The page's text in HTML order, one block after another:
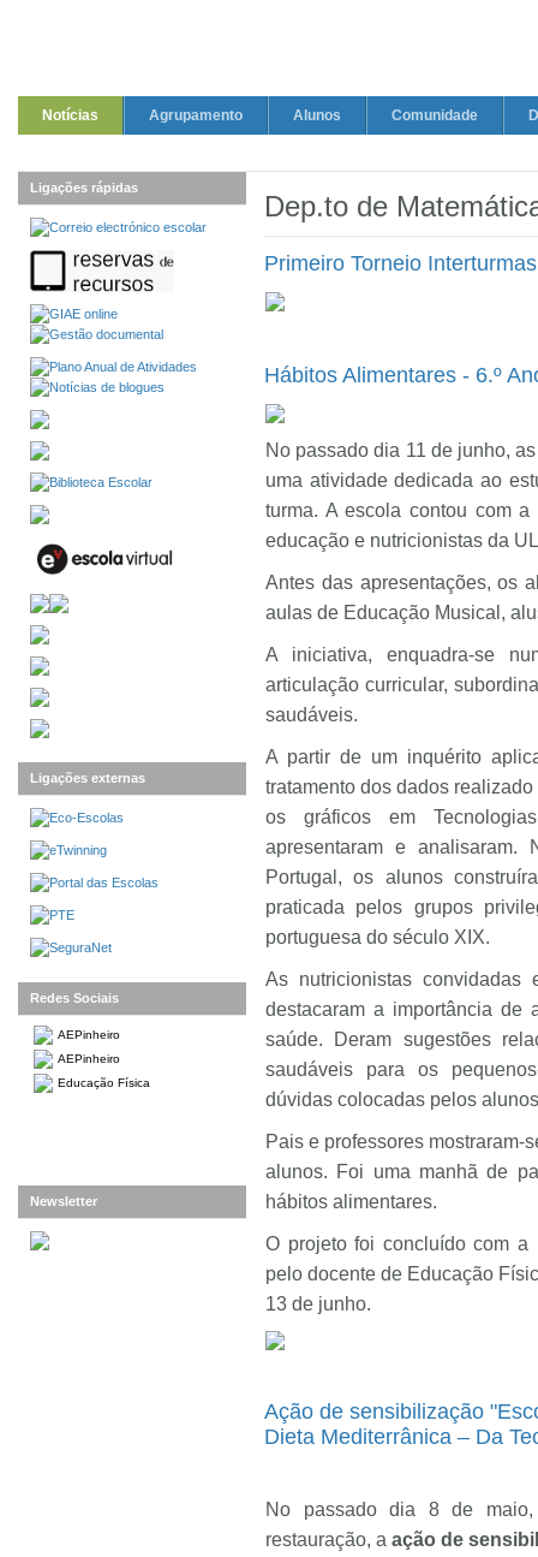
Notícias Agrupamento Alunos Comunidade
Dep.to de
Primeiro Torneio
Hábitos Alimentares - 6.º
No passado dia 11 de junho,
uma atividade dedicada ao
turma. A escola contou com
educação e nutricionistas da
Antes das apresentações, os
aulas de Educação Musical,
A iniciativa, enquadra-se
articulação curricular,
saudáveis.
A partir de um inquérito
tratamento dos dados
os gráficos em
apresentaram e
Portugal, os alunos
praticada pelos grupos
portuguesa do século XIX.
As nutricionistas convidadas
destacaram a importância de
saúde. Deram sugestões
saudáveis para os
dúvidas colocadas pelos
Pais e professores mostraram-
alunos. Foi uma manhã de
hábitos alimentares.
O projeto foi concluído com a
pelo docente de Educação
13 de junho.
Ação de sensibilização
Dieta Mediterrânica – Da
No passado dia 8 de
restauração, a ação de
Ligações rápidas
Ligações externas
Redes Sociais
AEPinheiro
AEPinheiro
Educação Física
Newsletter